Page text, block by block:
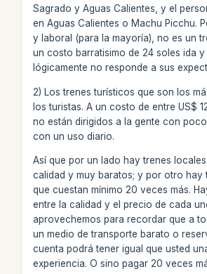
Sagrado y Aguas Calientes, y el
en Aguas Calientes o Machu Picchu.
y laboral (para la mayoría), no es un
un costo barratisimo de 24 soles ida y
lógicamente no responde a sus
2) Los trenes turísticos que son los
los turistas. A un costo de entre US$
no están dirigidos a la gente con
con un uso diario.
Así que por un lado hay trenes
calidad y muy baratos; y por otro hay
que cuestan mínimo 20 veces más.
entre la calidad y el precio de cada
aprovechemos para recordar que a
un medio de transporte barato o
cuenta podrá tener igual que usted
experiencia. O sino pagar 20 veces